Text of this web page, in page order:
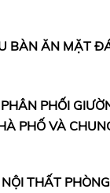
BÀN ĂN MẶT
PHỐI
PHỐ VÀ
THẤT